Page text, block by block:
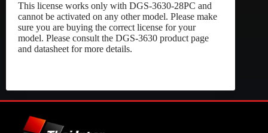
This license works only with DGS-3630-28PC and
cannot be activated on any other model. Please make
sure you are buying the correct license for your
model. Please consult the DGS-3630 product page
and datasheet for more details.